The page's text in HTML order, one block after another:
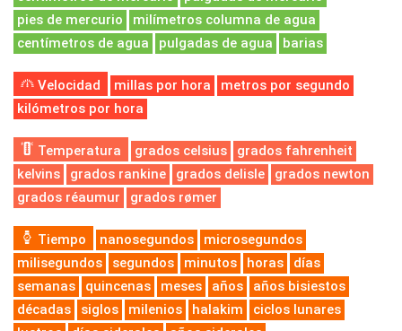
pies de mercurio
milímetros columna de agua
centímetros de agua
pulgadas de agua barias
Velocidad millas por hora
metros por segundo
kilómetros por hora
Temperatura grados celsius
grados fahrenheit
kelvins
grados rankine grados delisle
grados newton
grados réaumur
grados rømer
Tiempo nanosegundos
microsegundos
milisegundos
segundos minutos horas
días
semanas
quincenas meses años
años bisiestos
décadas
siglos milenios halakim
ciclos lunares